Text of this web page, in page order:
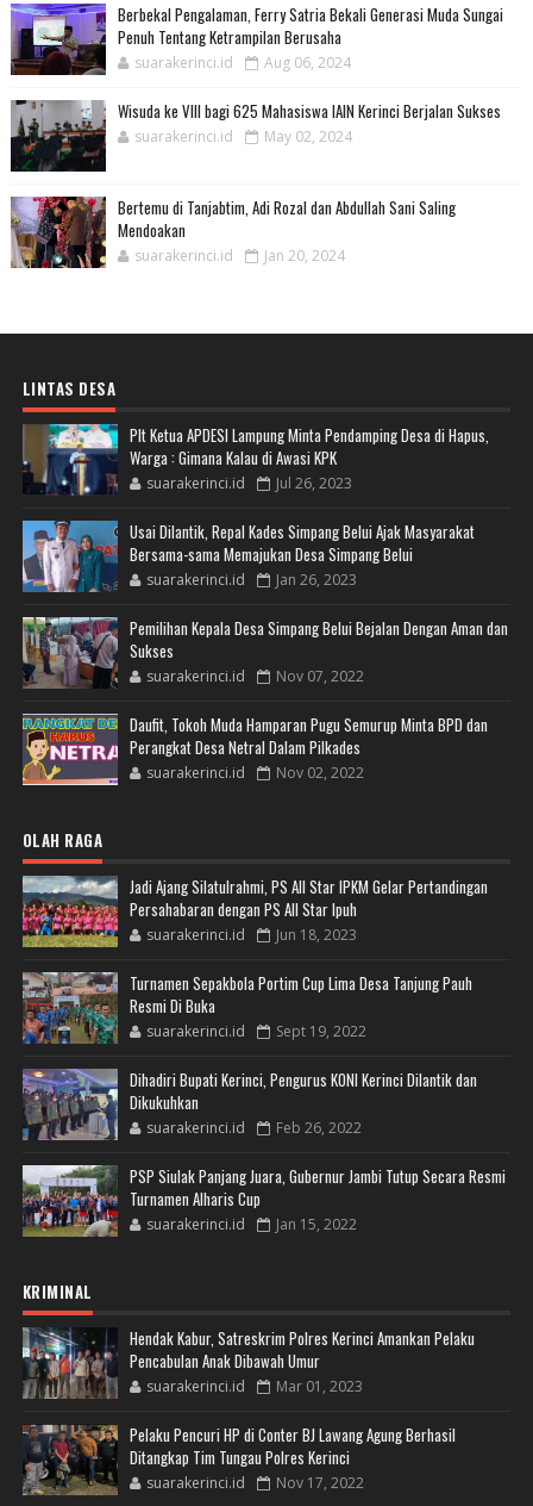
Berbekal Pengalaman, Ferry Satria Bekali Generasi Muda Sungai
Penuh Tentang Ketrampilan Berusaha
suarakerinci.id Aug 06, 2024
Wisuda ke VIII bagi 625 Mahasiswa IAIN Kerinci Berjalan Sukses
suarakerinci.id May 02, 2024
Bertemu di Tanjabtim, Adi Rozal dan Abdullah Sani Saling
Mendoakan
suarakerinci.id Jan 20, 2024
LINTAS DESA
Plt Ketua APDESI Lampung Minta Pendamping Desa di Hapus,
Warga : Gimana Kalau di Awasi KPK
suarakerinci.id Jul 26, 2023
Usai Dilantik, Repal Kades Simpang Belui Ajak Masyarakat
Bersama-sama Memajukan Desa Simpang Belui
suarakerinci.id Jan 26, 2023
Pemilihan Kepala Desa Simpang Belui Bejalan Dengan Aman dan
Sukses
suarakerinci.id Nov 07, 2022
Daufit, Tokoh Muda Hamparan Pugu Semurup Minta BPD dan
Perangkat Desa Netral Dalam Pilkades
suarakerinci.id Nov 02, 2022
OLAH RAGA
Jadi Ajang Silatulrahmi, PS All Star IPKM Gelar Pertandingan
Persahabaran dengan PS All Star Ipuh
suarakerinci.id Jun 18, 2023
Turnamen Sepakbola Portim Cup Lima Desa Tanjung Pauh
Resmi Di Buka
suarakerinci.id Sept 19, 2022
Dihadiri Bupati Kerinci, Pengurus KONI Kerinci Dilantik dan
Dikukuhkan
suarakerinci.id Feb 26, 2022
PSP Siulak Panjang Juara, Gubernur Jambi Tutup Secara Resmi
Turnamen Alharis Cup
suarakerinci.id Jan 15, 2022
KRIMINAL
Hendak Kabur, Satreskrim Polres Kerinci Amankan Pelaku
Pencabulan Anak Dibawah Umur
suarakerinci.id Mar 01, 2023
Pelaku Pencuri HP di Conter BJ Lawang Agung Berhasil
Ditangkap Tim Tungau Polres Kerinci
suarakerinci.id Nov 17, 2022